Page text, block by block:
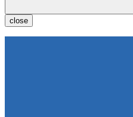
close